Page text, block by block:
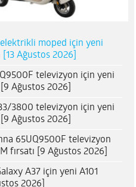
moped için yeni
[13 Ağustos 2026]
televizyon için yeni
[9 Ağustos 2026]
3800 televizyon için yeni
[9 Ağustos 2026]
65UQ9500F televizyon
fırsatı [9 Ağustos 2026]
A37 için yeni A101
2026]